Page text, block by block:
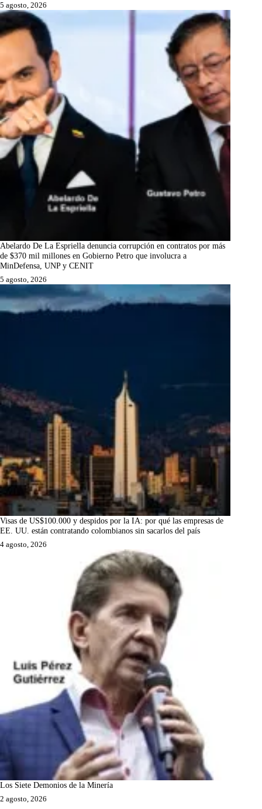
5 agosto, 2026
Abelardo De La Espriella denuncia corrupción en contratos por más
de $370 mil millones en Gobierno Petro que involucra a
MinDefensa, UNP y CENIT
5 agosto, 2026
Visas de US$100.000 y despidos por la IA: por qué las empresas de
EE. UU. están contratando colombianos sin sacarlos del país
4 agosto, 2026
Los Siete Demonios de la Minería
2 agosto, 2026